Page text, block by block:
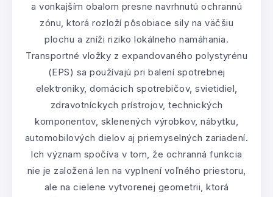
a vonkajším obalom presne navrhnutú ochrannú
zónu, ktorá rozloží pôsobiace sily na väčšiu
plochu a zníži riziko lokálneho namáhania.
Transportné vložky z expandovaného polystyrénu
(EPS) sa používajú pri balení spotrebnej
elektroniky, domácich spotrebičov, svietidiel,
zdravotníckych prístrojov, technických
komponentov, sklenených výrobkov, nábytku,
automobilových dielov aj priemyselných zariadení.
Ich význam spočíva v tom, že ochranná funkcia
nie je založená len na vyplnení voľného priestoru,
ale na cielene vytvorenej geometrii, ktorá